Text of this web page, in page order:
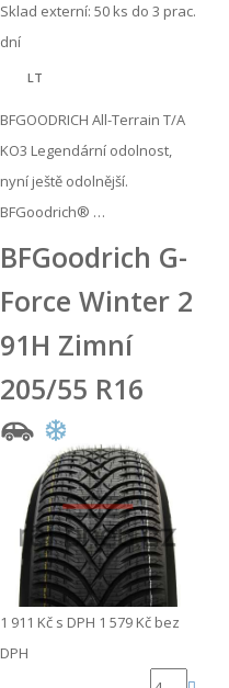
Sklad externí: 50 ks do 3 prac.
dní
LT
BFGOODRICH All-Terrain T/A
KO3 Legendární odolnost,
nyní ještě odolnější.
BFGoodrich® …
BFGoodrich G-
Force Winter 2
91H Zimní
205/55 R16
1 911 Kč s DPH 1 579 Kč bez
DPH